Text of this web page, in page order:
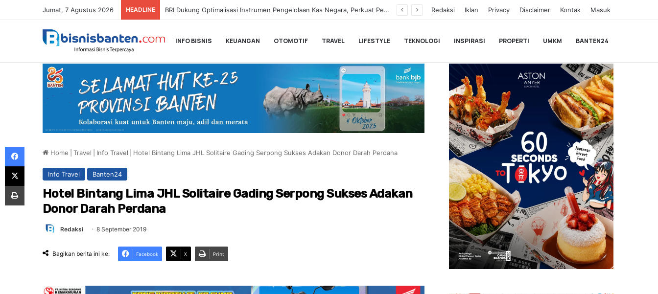
Jumat, 7 Agustus 2026 HEADLINE Hampir Sentuh 70.000 Pengguna, Polytron Optimis Sambut Ajang GIIAS 2026 dengan Respon Positif Redaksi Iklan Privacy Disclaimer Kontak Masuk
INFO BISNIS KEUANGAN OTOMOTIF TRAVEL LIFESTYLE TEKNOLOGI INSPIRASI PROPERTI UMKM BANTEN24
Home Travel Info Travel Hotel Bintang Lima JHL Solitaire Gading Serpong Sukses Adakan Donor Darah Perdana
Info Travel Banten24
Hotel Bintang Lima JHL Solitaire Gading Serpong Sukses Adakan
Donor Darah Perdana
Redaksi 8 September 2019
Bagikan berita ini ke: Facebook X Print